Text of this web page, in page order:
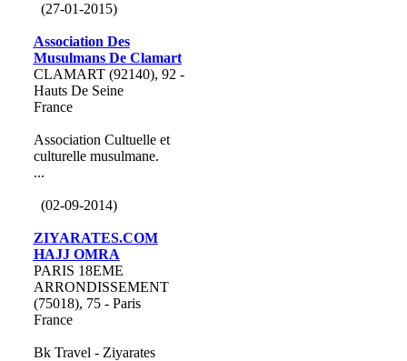
(27-01-2015)
Association Des
Musulmans De Clamart
CLAMART (92140), 92 -
Hauts De Seine
France
Association Cultuelle et
culturelle musulmane.
...
(02-09-2014)
ZIYARATES.COM
HAJJ OMRA
PARIS 18EME
ARRONDISSEMENT
(75018), 75 - Paris
France
Bk Travel - Ziyarates